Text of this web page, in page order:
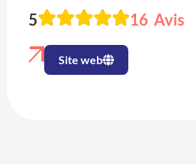
5 16 Avis
Site web